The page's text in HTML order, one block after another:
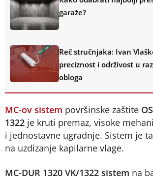
garaže?
Reč stručnjaka: Ivan
preciznost i održivost u
obloga
MC-ov sistem površinske zaštite
1322 je kruti premaz, visoke
i jednostavne ugradnje. Sistem je
na uzdizanje kapilarne vlage.
MC-DUR 1320 VK/1322 sistem na